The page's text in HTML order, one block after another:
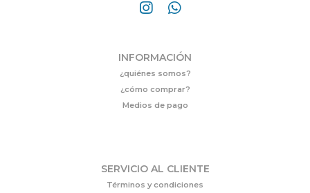
INFORMACIÓN
¿quiénes somos?
¿cómo comprar?
Medios de pago
SERVICIO AL CLIENTE
Términos y condiciones